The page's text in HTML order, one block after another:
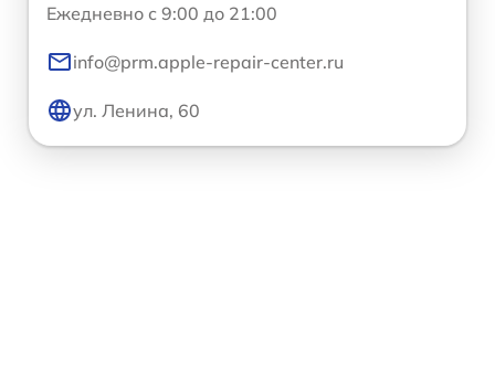
Ежедневно с 9:00 до 21:00
info@prm.apple-repair-center.ru
ул. Ленина, 60